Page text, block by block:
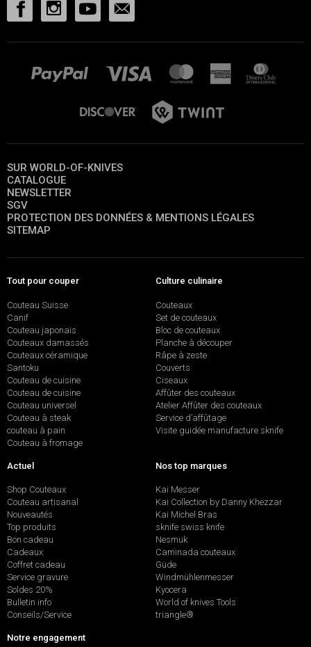
SUR WORLD-OF-KNIVES
CATALOGUE
NEWSLETTER
SGV
PROTECTION DES DONNÉES & MENTIONS LÉGALES
SITEMAP
Tout pour couper
Couteau Suisse
Canif
Couteau japonais
Couteaux damassés
Couteaux céramique
Santoku
Couteau de cuisine
Couteau de cuisine
Couteau universel
Couteau à steak
couteau à pain
Couteau à fromage
Culture culinaire
Couteaux
Set de couteaux
Bloc de couteaux
Planche à découper
Râpe à zeste
Couverts
Ciseaux
Affûter des couteaux
Atelier Affûter des couteaux
Service d’affûtage
Visite guidée manufacture sknife
Actuel
Shop Couteaux
Couteau artisanal
Nouveautés
Top produits
Bon cadeau
Cadeaux
Coffret cadeau
Service gravure
Soldes 20%
Bulletin info
Conseils/Service
Nos top marques
Kai Messer
Kai Collection by Danny Khezzar
Kai Michel Bras
sknife swiss knife
Nesmuk
Caminada couteaux
Güde
Windmühlenmesser
Kyocera
World of knives Tools
triangle®
Notre engagement